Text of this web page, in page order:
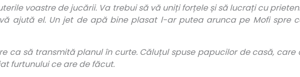
voastre de jucării. Va trebui să vă uniți forțele și să lucrați cu
ajută el. Un jet de apă bine plasat l-ar putea arunca pe Mofi spre
ca să transmită planul în curte. Căluțul spuse papucilor de casă,
furtunului ce are de făcut.